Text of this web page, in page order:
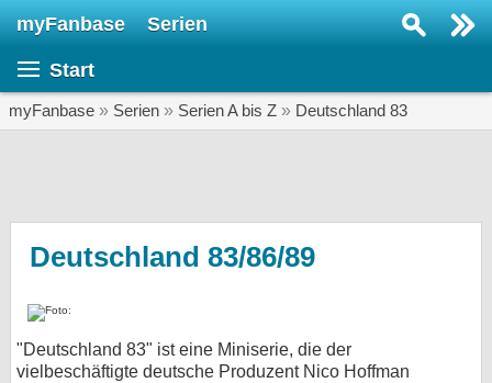
myFanbase Serien
Start
myFanbase » Serien » Serien A bis Z » Deutschland 83
Deutschland 83/86/89
"Deutschland 83" ist eine Miniserie, die der
vielbeschäftigte deutsche Produzent Nico Hoffman
SERIEN
Specials